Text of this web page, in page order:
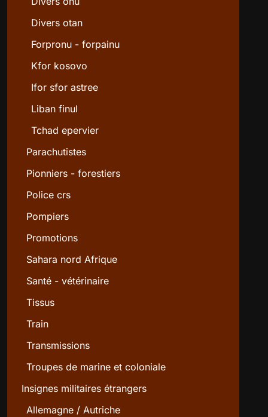
Divers otan
Forpronu - forpainu
Kfor kosovo
Ifor sfor astree
Liban finul
Tchad epervier
Parachutistes
Pionniers - forestiers
Police crs
Pompiers
Promotions
Sahara nord Afrique
Santé - vétérinaire
Tissus
Train
Transmissions
Troupes de marine et coloniale
Insignes militaires étrangers
Allemagne / Autriche